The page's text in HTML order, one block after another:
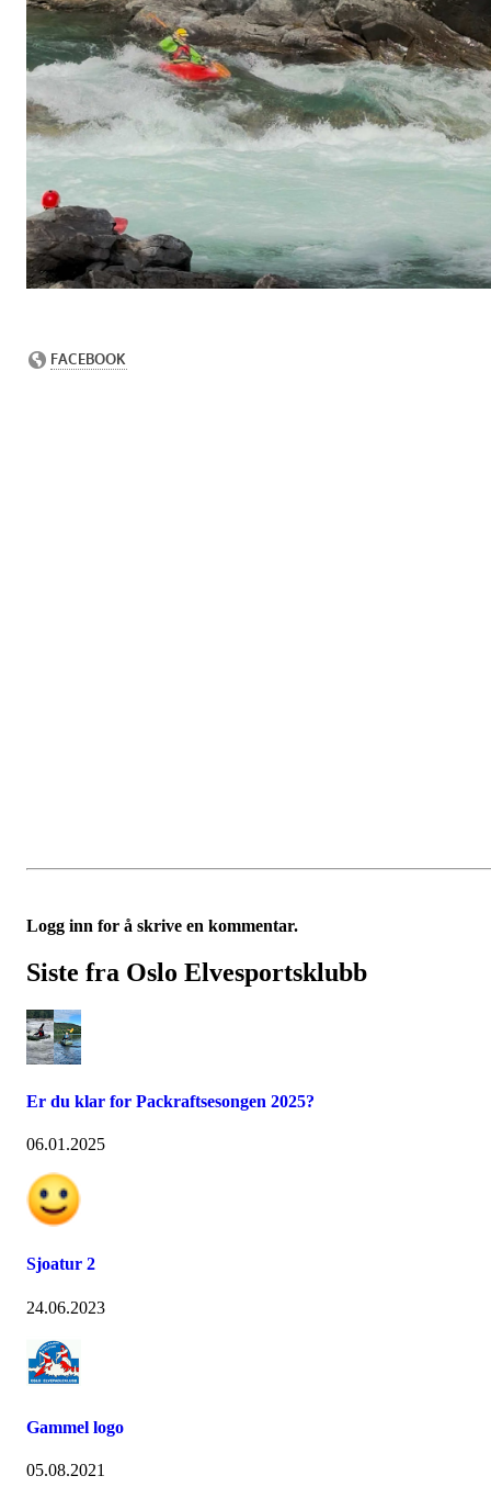
Logg inn for å skrive en kommentar.
Siste fra Oslo Elvesportsklubb
Er du klar for Packraftsesongen 2025?
06.01.2025
Sjoatur 2
24.06.2023
Gammel logo
05.08.2021